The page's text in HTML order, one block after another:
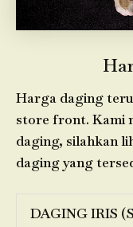
Harga daging
store front. Kami
daging, silahkan
daging yang
DAGING IRIS